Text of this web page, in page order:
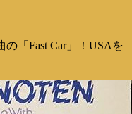
「Fast Car」！USAを